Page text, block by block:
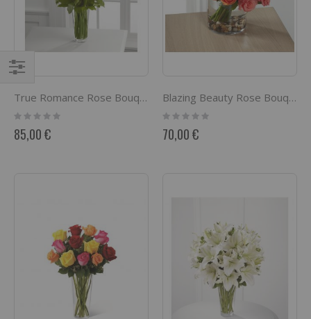
True Romance Rose Bouquet
Rating:
0%
85,00 €
Blazing Beauty Rose Bouquet
Rating:
0%
70,00 €
por